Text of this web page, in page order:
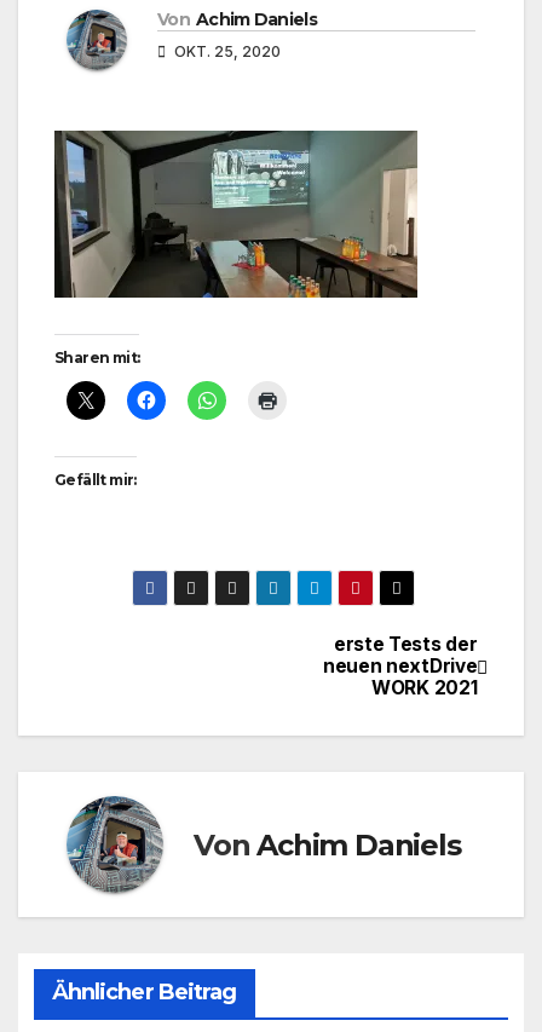
Von Achim Daniels
OKT. 25, 2020
Sharen mit:
Gefällt mir:
Beitragsnavigationerste Tests der
neuen nextDrive
WORK 2021
VonAchim Daniels
Ähnlicher Beitrag